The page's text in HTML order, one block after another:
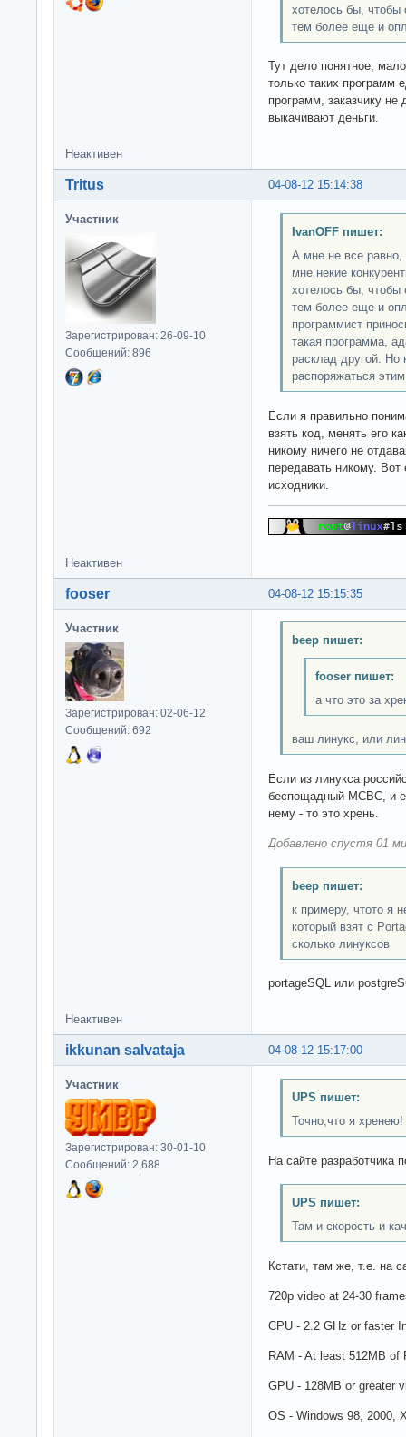
хотелось бы, чтобы
тем более еще и
Тут дело понятное,
только таких программ
программ, заказчику не
выкачивают деньги.
Неактивен
04-08-12 15:14:38
Tritus
Участник
Зарегистрирован: 26-09-10
Сообщений: 896
IvanOFF пишет:
А мне не все равно,
мне некие
хотелось бы, чтобы
тем более еще и
программист
такая программа,
расклад другой. Но
распоряжаться
Если я правильно
взять код, менять его
никому ничего не
передавать никому.
исходники.
Неактивен
04-08-12 15:15:35
fooser
Участник
Зарегистрирован: 02-06-12
Сообщений: 692
beep пишет:
fooser пишет:
а что это за
ваш линукс, или
Если из линукса
беспощадный МСВС, и
нему - то это хрень.
Добавлено спустя 01
beep пишет:
к примеру, чтото я
который взят с
сколько линуксов
portageSQL или
Неактивен
04-08-12 15:17:00
ikkunan salvataja
Участник
Зарегистрирован: 30-01-10
Сообщений: 2,688
UPS пишет:
Точно,что я
На сайте разработчика
UPS пишет:
Там и скорость и
Кстати, там же, т.е. на
720p video at 24-30
CPU - 2.2 GHz or faster
RAM - At least 512MB of
GPU - 128MB or greater
OS - Windows 98, 2000,